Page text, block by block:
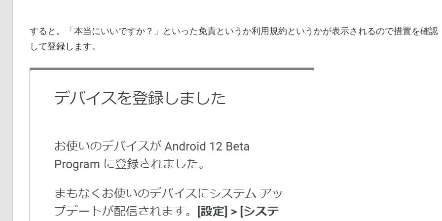
すると。「本当にいいですか？」といった免責というか利用規約というかが表示されるので措置を確認
して登録します。